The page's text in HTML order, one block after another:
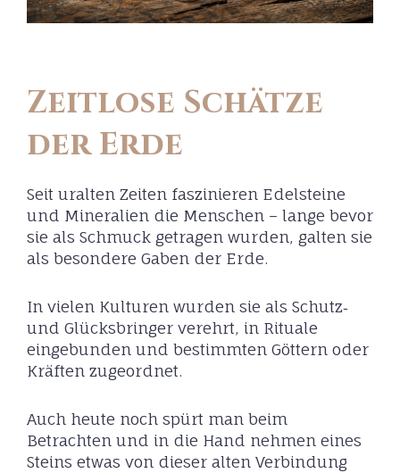
Zeitlose Schätze
der Erde
Seit uralten Zeiten faszinieren Edelsteine
und Mineralien die Menschen – lange bevor
sie als Schmuck getragen wurden, galten sie
als besondere Gaben der Erde.
In vielen Kulturen wurden sie als Schutz‑
und Glücksbringer verehrt, in Rituale
eingebunden und bestimmten Göttern oder
Kräften zugeordnet.
Auch heute noch spürt man beim
Betrachten und in die Hand nehmen eines
Steins etwas von dieser alten Verbindung